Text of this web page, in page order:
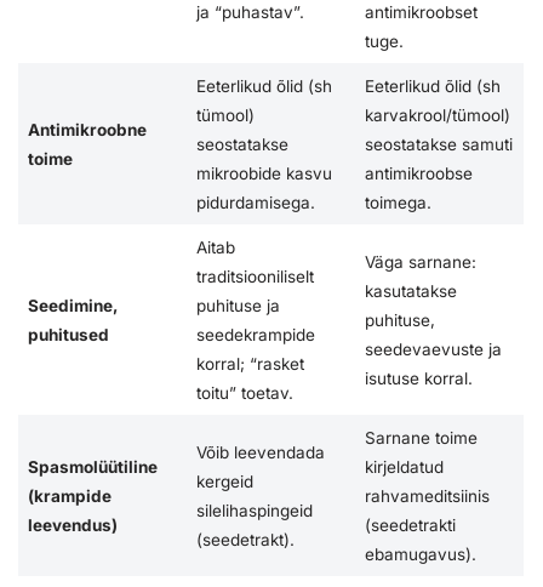
ja “puhastav”.
antimikroobset
tuge.
Antimikroobne
toime
Eeterlikud õlid (sh
tümool)
seostatakse
mikroobide kasvu
pidurdamisega.
Eeterlikud õlid (sh
karvakrool/tümool)
seostatakse samuti
antimikroobse
toimega.
Seedimine,
puhitused
Aitab
traditsiooniliselt
puhituse ja
seedekrampide
korral; “rasket
toitu” toetav.
Väga sarnane:
kasutatakse
puhituse,
seedevaevuste ja
isutuse korral.
Spasmolüütiline
(krampide
leevendus)
Võib leevendada
kergeid
silelihaspingeid
(seedetrakt).
Sarnane toime
kirjeldatud
rahvameditsiinis
(seedetrakti
ebamugavus).